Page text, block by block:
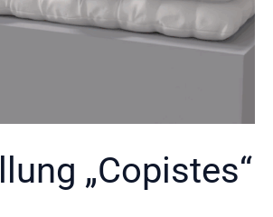
„Copistes“